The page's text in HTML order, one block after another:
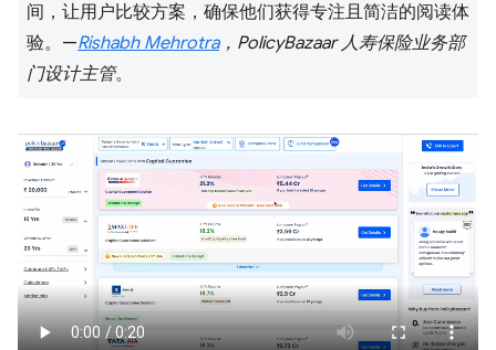
间，让用户比较方案，确保他们获得专注且简洁的阅读体
验。—Rishabh Mehrotra，PolicyBazaar 人寿保险业务部
门设计主管。